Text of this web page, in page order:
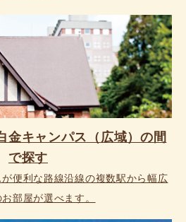
金キャンパス（広域）の間
で探す
便利な路線沿線の複数駅から幅広
部屋が選べます。